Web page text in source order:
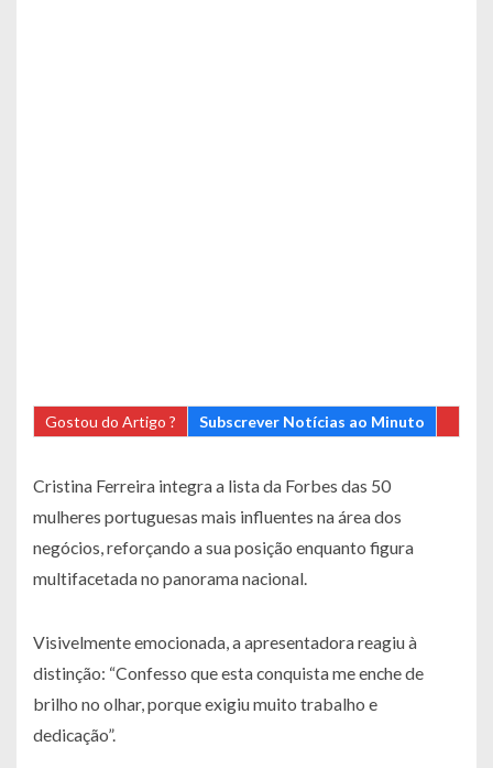
Gostou do Artigo ? Subscrever Notícias ao Minuto
Cristina Ferreira integra a lista da Forbes das 50
mulheres portuguesas mais influentes na área dos
negócios, reforçando a sua posição enquanto figura
multifacetada no panorama nacional.
Visivelmente emocionada, a apresentadora reagiu à
distinção: “Confesso que esta conquista me enche de
brilho no olhar, porque exigiu muito trabalho e
dedicação”.